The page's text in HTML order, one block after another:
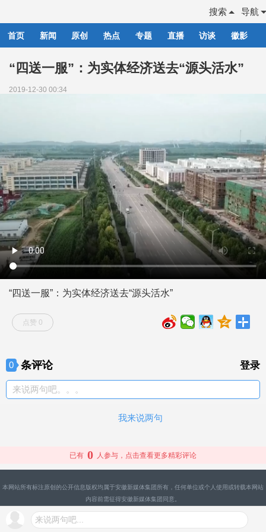
导航
搜索
首页 新闻 原创 热点 专题 直播 访谈 徽影
“四送一服”：为实体经济送去“源头活水”
2019-12-30 00:34
“四送一服”：为实体经济送去“源头活水”
点赞 0
0 条评论 登录
来说两句吧。。。
我来说两句
来说两句吧...
已有 0 人参与，点击查看更多精彩评论
本网站所有标注原创的公开信息版权均属于安徽新媒体集团所有，任何单位或个人使用或转载本网站
内容前需征得安徽新媒体集团同意。